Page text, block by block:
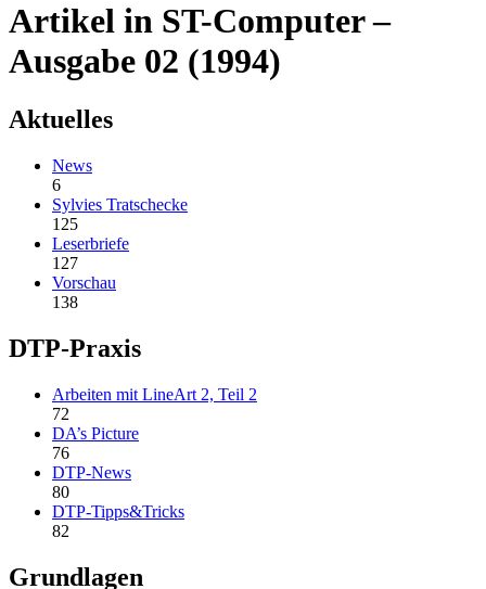
Artikel in ST-Computer –
Ausgabe 02 (1994)
Aktuelles
News
6
Sylvies Tratschecke
125
Leserbriefe
127
Vorschau
138
DTP-Praxis
Arbeiten mit LineArt 2, Teil 2
72
DA’s Picture
76
DTP-News
80
DTP-Tipps&Tricks
82
Grundlagen